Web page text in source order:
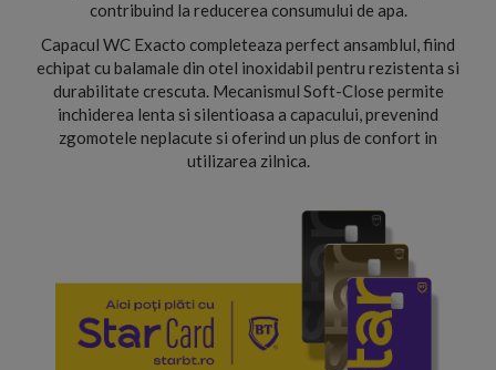
contribuind la reducerea consumului de apa.
Capacul WC Exacto completeaza perfect ansamblul, fiind
echipat cu balamale din otel inoxidabil pentru rezistenta si
durabilitate crescuta. Mecanismul Soft-Close permite
inchiderea lenta si silentioasa a capacului, prevenind
zgomotele neplacute si oferind un plus de confort in
utilizarea zilnica.